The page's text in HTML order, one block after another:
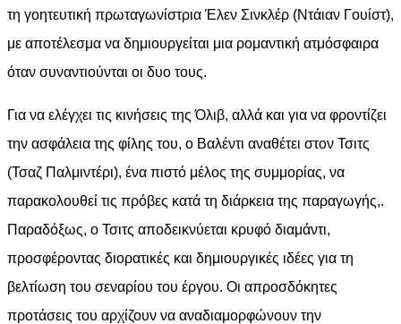
τη γοητευτική πρωταγωνίστρια Έλεν Σινκλέρ (Ντάιαν Γουίστ),
με αποτέλεσμα να δημιουργείται μια ρομαντική ατμόσφαιρα
όταν συναντιούνται οι δυο τους.
Για να ελέγχει τις κινήσεις της Όλιβ, αλλά και για να φροντίζει
την ασφάλεια της φίλης του, ο Βαλέντι αναθέτει στον Τσιτς
(Τσαζ Παλμιντέρι), ένα πιστό μέλος της συμμορίας, να
παρακολουθεί τις πρόβες κατά τη διάρκεια της παραγωγής,.
Παραδόξως, ο Τσιτς αποδεικνύεται κρυφό διαμάντι,
προσφέροντας διορατικές και δημιουργικές ιδέες για τη
βελτίωση του σεναρίου του έργου. Οι απροσδόκητες
προτάσεις του αρχίζουν να αναδιαμορφώνουν την